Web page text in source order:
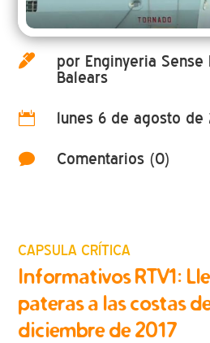

por Enginyeria
Balears
 lunes 6 de agosto de
 Comentarios (0)
CAPSULA CRÍTICA
Informativos RTV1:
pateras a las costas
diciembre de 2017